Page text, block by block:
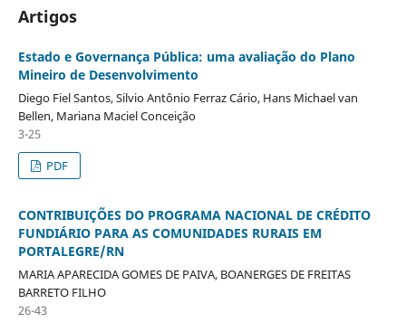
Artigos
Estado e Governança Pública: uma avaliação do Plano
Mineiro de Desenvolvimento
Diego Fiel Santos, Silvio Antônio Ferraz Cário, Hans Michael van
Bellen, Mariana Maciel Conceição
3-25
PDF
CONTRIBUIÇÕES DO PROGRAMA NACIONAL DE CRÉDITO
FUNDIÁRIO PARA AS COMUNIDADES RURAIS EM
PORTALEGRE/RN
MARIA APARECIDA GOMES DE PAIVA, BOANERGES DE FREITAS
BARRETO FILHO
26-43